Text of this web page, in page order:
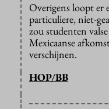
Overigens loopt er
particuliere, niet-
zou studenten
Mexicaanse
verschijnen.
HOP/BB